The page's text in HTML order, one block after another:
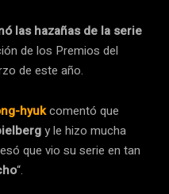
las hazañas de la serie
de los Premios del
de este año.
hyukcomentó que
y le hizo mucha
que vio su serie en tan
“.